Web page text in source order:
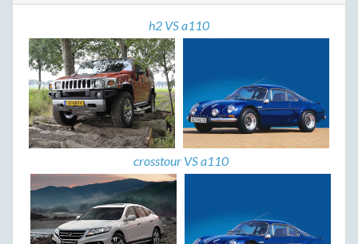
h2 VS a110
crosstour VS a110